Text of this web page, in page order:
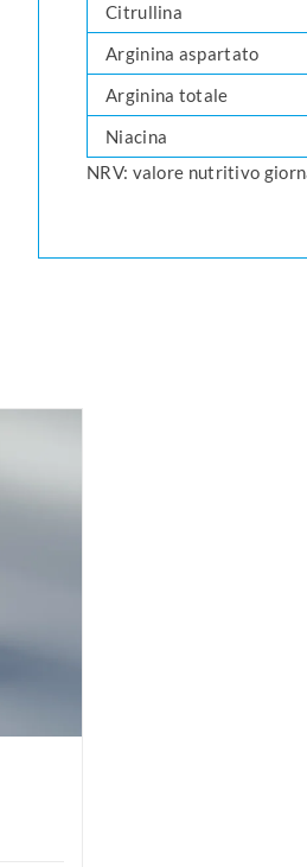
Citrullina
Arginina aspartato
Arginina totale
Niacina
NRV: valore nutritivo